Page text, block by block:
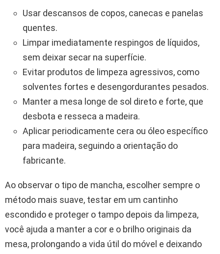
Usar descansos de copos, canecas e panelas
quentes.
Limpar imediatamente respingos de líquidos,
sem deixar secar na superfície.
Evitar produtos de limpeza agressivos, como
solventes fortes e desengordurantes pesados.
Manter a mesa longe de sol direto e forte, que
desbota e resseca a madeira.
Aplicar periodicamente cera ou óleo específico
para madeira, seguindo a orientação do
fabricante.
Ao observar o tipo de mancha, escolher sempre o
método mais suave, testar em um cantinho
escondido e proteger o tampo depois da limpeza,
você ajuda a manter a cor e o brilho originais da
mesa, prolongando a vida útil do móvel e deixando